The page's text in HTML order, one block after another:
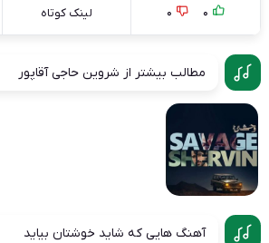
0
0 لینک کوتاه
مطالب بیشتر از شروین حاجی آقاپور
آهنگ هایی که شاید خوشتان بیاید